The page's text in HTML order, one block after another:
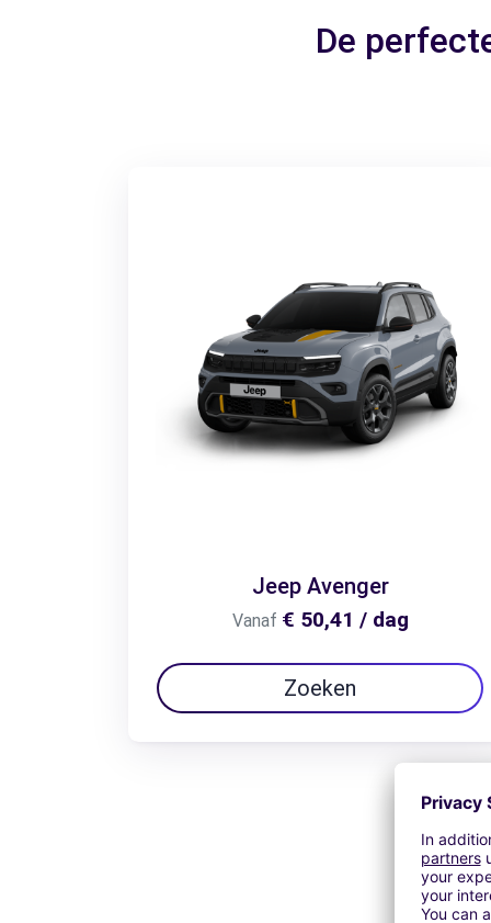
De
Jeep Avenger
Vanaf € 50,41 / dag
Zoeken